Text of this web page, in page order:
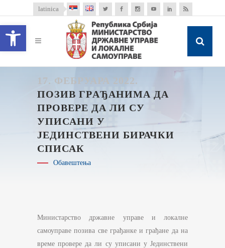
Open toolbar
latinica
17. ФЕБРУАРА 2022.
ПОЗИВ ГРAЂАНИМА ДА
ПРОВЕРЕ ДА ЛИ СУ
УПИСАНИ У
ЈЕДИНСТВЕНИ БИРАЧКИ
СПИСАК
Обавештења
Министарство државне управе и локалне
самоуправе позива све грађанке и грађане да на
време провере да ли су уписани у Јединствени